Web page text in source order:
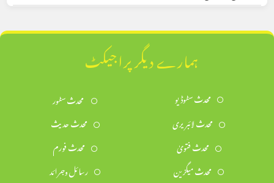
ہمارے دیگر پراجیکٹ
محدث سٹوڈیو
محدث سٹور
محدث لائبریری
محدث حدیث
محدث فتویٰ
محدث فورم
محدث میگزین
رسائل وجرائد